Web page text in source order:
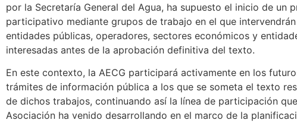
por la Secretaría General del Agua, ha supuesto el inicio de un
participativo mediante grupos de trabajo en el que intervendrán
entidades públicas, operadores, sectores económicos y
interesadas antes de la aprobación definitiva del texto.
En este contexto, la AECG participará activamente en los
trámites de información pública a los que se someta el texto
de dichos trabajos, continuando así la línea de participación
Asociación ha venido desarrollando en el marco de la